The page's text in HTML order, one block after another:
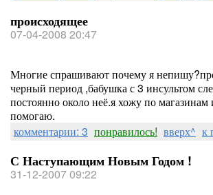
происходящее
07-04-2008 20:47
Многие спрашивают почему я
черный период ,бабушка с 3 инсультом
постоянно около неё.я хожу по магазинам
помогаю.
комментарии: 3 понравилось! вверх^ к
С Наступающим Новым Годом !
31-12-2007 09:22